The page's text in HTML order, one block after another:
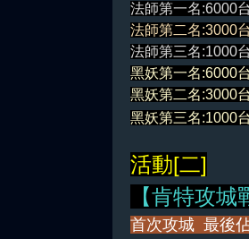
法師第一名:6000
法師第二名:3000
法師第三名:1000
黑妖第一名:6000
黑妖第二名:3000
黑妖第三名:1000
活動[二]
【肯特攻城
首次攻城 最後